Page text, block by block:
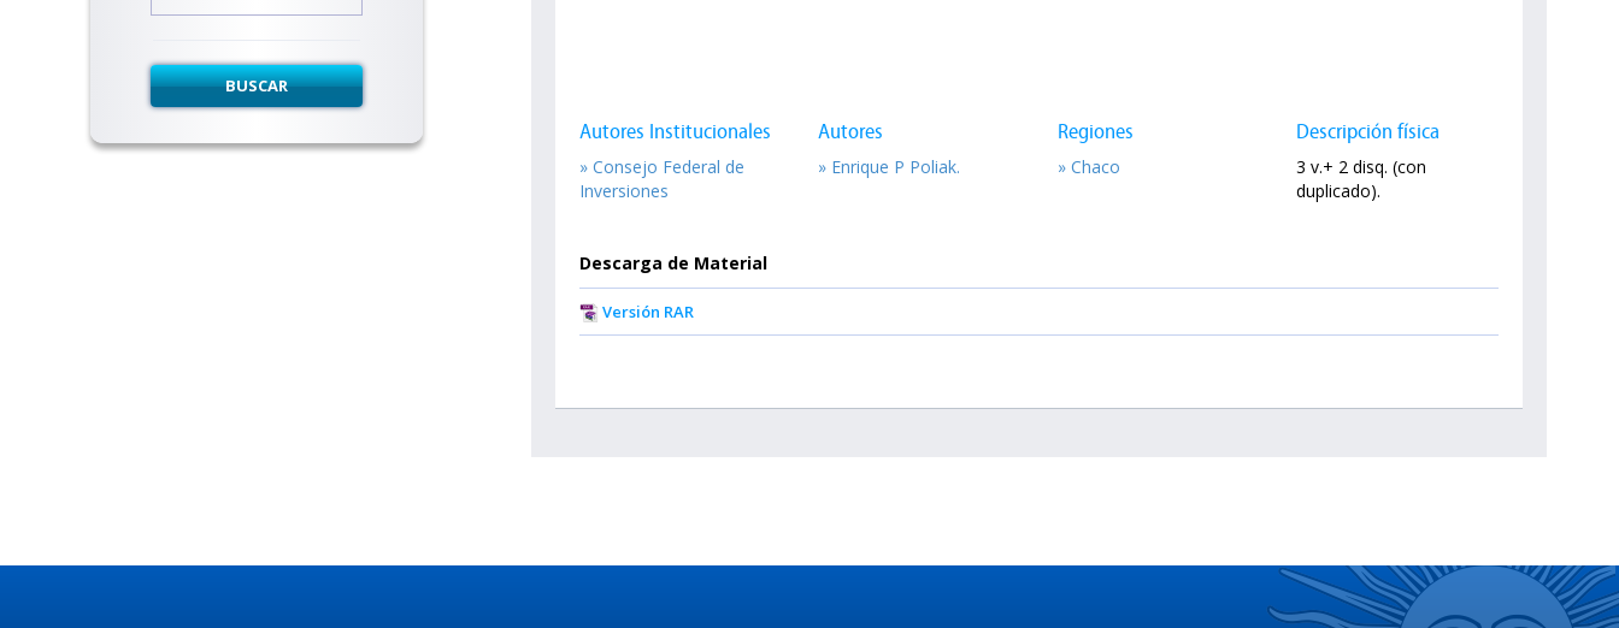
BUSCAR
Autores Institucionales
» Consejo Federal de
Inversiones
Autores
» Enrique P Poliak.
Regiones
» Chaco
Descripción física
3 v.+ 2 disq. (con
duplicado).
Descarga de Material
Versión RAR